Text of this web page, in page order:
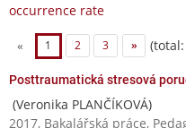
occurrence rate
« 1 2 3 »
Posttraumatická stresová
(Veronika PLANČÍKOVÁ)
2017, Bakalářská práce,